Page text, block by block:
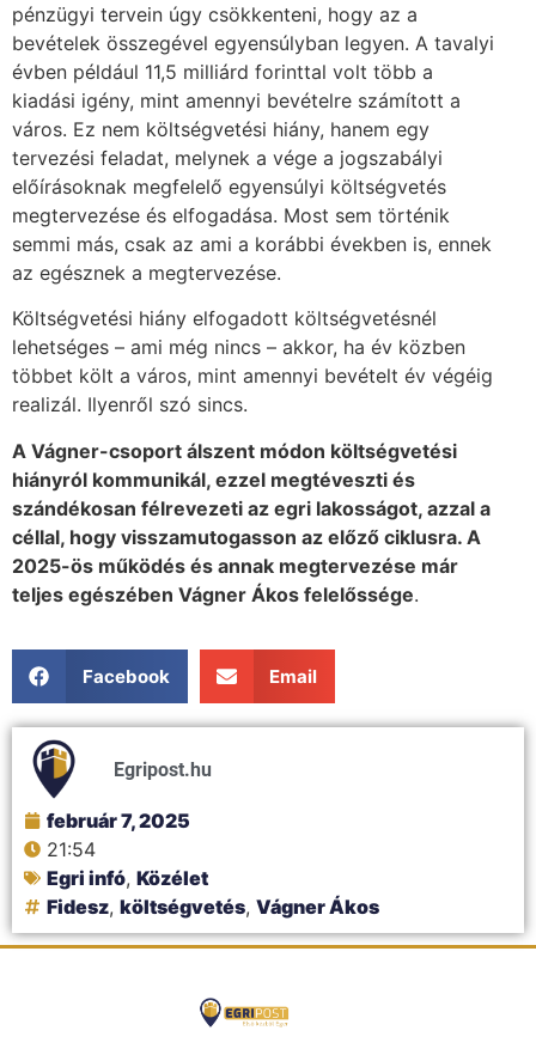
pénzügyi tervein úgy csökkenteni, hogy az a
bevételek összegével egyensúlyban legyen. A tavalyi
évben például 11,5 milliárd forinttal volt több a
kiadási igény, mint amennyi bevételre számított a
város. Ez nem költségvetési hiány, hanem egy
tervezési feladat, melynek a vége a jogszabályi
előírásoknak megfelelő egyensúlyi költségvetés
megtervezése és elfogadása. Most sem történik
semmi más, csak az ami a korábbi években is, ennek
az egésznek a megtervezése.
Költségvetési hiány elfogadott költségvetésnél
lehetséges – ami még nincs – akkor, ha év közben
többet költ a város, mint amennyi bevételt év végéig
realizál. Ilyenről szó sincs.
A Vágner-csoport álszent módon költségvetési
hiányról kommunikál, ezzel megtéveszti és
szándékosan félrevezeti az egri lakosságot, azzal a
céllal, hogy visszamutogasson az előző ciklusra. A
2025-ös működés és annak megtervezése már
teljes egészében Vágner Ákos felelőssége.
Facebook Email
Egripost.hu
február 7, 2025
21:54
Egri infó, Közélet
Fidesz, költségvetés, Vágner Ákos